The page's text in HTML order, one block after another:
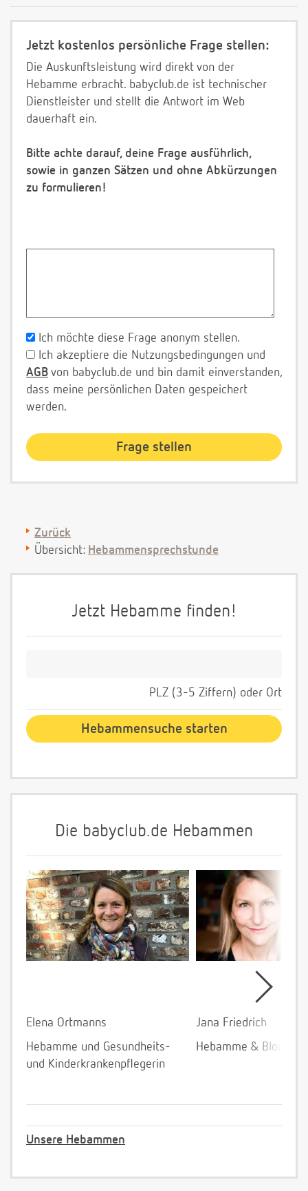
Jetzt kostenlos persönliche Frage stellen:
Die Auskunftsleistung wird direkt von der
Hebamme erbracht. babyclub.de ist technischer
Dienstleister und stellt die Antwort im Web
dauerhaft ein.
Bitte achte darauf, deine Frage ausführlich,
sowie in ganzen Sätzen und ohne Abkürzungen
zu formulieren!
Ich möchte diese Frage anonym stellen.
Ich akzeptiere die Nutzungsbedingungen und
AGB von babyclub.de und bin damit einverstanden,
dass meine persönlichen Daten gespeichert
werden.
Zurück
Übersicht: Hebammensprechstunde
Jetzt Hebamme finden!
PLZ (3-5 Ziffern) oder Ort
Die babyclub.de Hebammen
Elena Ortmanns
Hebamme und Gesundheits-
und Kinderkrankenpflegerin
Jana Friedrich
Hebamme &
Unsere Hebammen